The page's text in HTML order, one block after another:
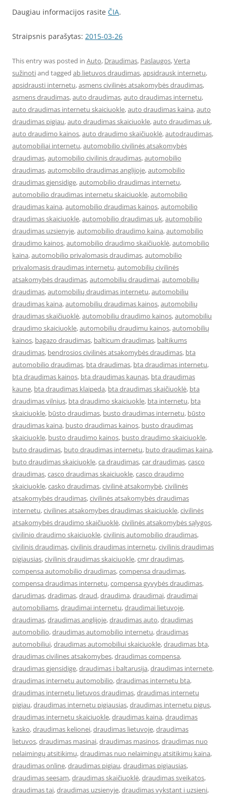
Daugiau informacijos rasite ČIA.
Straipsnis parašytas: 2015-03-26
This entry was posted in Auto, Draudimas, Paslaugos,Verta
sužinotiand tagged ab lietuvos draudimas,apsidrausk internetu,
apsidrausti internetu,asmens civilinės atsakomybės draudimas,
asmens draudimas,auto draudimas,auto draudimas internetu,
auto draudimas internetu skaiciuokle,auto draudimas kaina,auto
draudimas pigiau,auto draudimas skaiciuokle,auto draudimas uk,
auto draudimo kainos,auto draudimo skaičiuoklė,autodraudimas,
automobiliai internetu,automobilio civilinės atsakomybės
draudimas,automobilio civilinis draudimas,automobilio
draudimas,automobilio draudimas anglijoje,automobilio
draudimas gjensidige,automobilio draudimas internetu,
automobilio draudimas internetu skaiciuokle,automobilio
draudimas kaina,automobilio draudimas kainos,automobilio
draudimas skaiciuokle,automobilio draudimas uk,automobilio
draudimas uzsienyje,automobilio draudimo kaina,automobilio
draudimo kainos,automobilio draudimo skaičiuoklė,automobilio
kaina,automobilio privalomasis draudimas,automobilio
privalomasis draudimas internetu,automobilių civilinės
atsakomybės draudimas,automobiliu draudimai,automobilių
draudimas,automobilių draudimas internetu,automobiliu
draudimas kaina,automobiliu draudimas kainos,automobilių
draudimas skaičiuoklė,automobiliu draudimo kainos,automobiliu
draudimo skaiciuokle,automobiliu draudimu kainos,automobilių
kainos, bagazo draudimas, balticum draudimas, baltikums
draudimas, bendrosios civilinės atsakomybės draudimas, bta
automobilio draudimas, bta draudimas, bta draudimas internetu,
bta draudimas kainos, bta draudimas kaunas, bta draudimas
kaune, bta draudimas klaipeda, bta draudimas skaičiuoklė, bta
draudimas vilnius, bta draudimo skaiciuokle, bta internetu, bta
skaiciuokle, būsto draudimas, busto draudimas internetu, būsto
draudimas kaina, busto draudimas kainos, busto draudimas
skaiciuokle, busto draudimo kainos, busto draudimo skaiciuokle,
buto draudimas, buto draudimas internetu, buto draudimas kaina,
buto draudimas skaiciuokle,ca draudimas,car draudimas,casco
draudimas,casco draudimas skaiciuokle,casco draudimo
skaiciuokle,casko draudimas,civilinė atsakomybė,civilinės
atsakomybės draudimas,civilinės atsakomybės draudimas
internetu,civilines atsakomybes draudimas skaiciuokle,civilinės
atsakomybės draudimo skaičiuoklė,civilinės atsakomybės sąlygos,
civilinio draudimo skaiciuokle,civilinis automobilio draudimas,
civilinis draudimas,civilinis draudimas internetu,civilinis draudimas
pigiausias,civilinis draudimas skaiciuokle,cmr draudimas,
compensa automobilio draudimas,compensa draudimas,
compensa draudimas internetu,compensa gyvybės draudimas,
darudimas,dradimas,draud,draudima,draudimai,draudimai
automobiliams,draudimai internetu,draudimai lietuvoje,
draudimas,draudimas anglijoje,draudimas auto,draudimas
automobilio,draudimas automobilio internetu,draudimas
automobiliui,draudimas automobiliui skaiciuokle,draudimas bta,
draudimas civilines atsakomybes,draudimas compensa,
draudimas gjensidige,draudimas i baltarusija,draudimas internete,
draudimas internetu automobilio,draudimas internetu bta,
draudimas internetu lietuvos draudimas,draudimas internetu
pigiau,draudimas internetu pigiausias,draudimas internetu pigus,
draudimas internetu skaiciuokle,draudimas kaina,draudimas
kasko,draudimas kelionei,draudimas lietuvoje,draudimas
lietuvos,draudimas masinai,draudimas masinos,draudimas nuo
nelaimingų atsitikimų,draudimas nuo nelaimingų atsitikimų kaina,
draudimas online,draudimas pigiau,draudimas pigiausias,
draudimas seesam,draudimas skaičiuoklė,draudimas sveikatos,
draudimas tai,draudimas uzsienyje,draudimas vykstant i uzsieni,